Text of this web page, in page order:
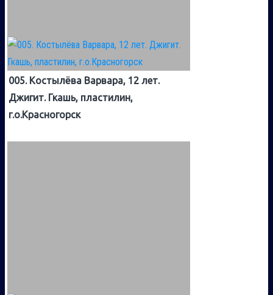
005. Костылёва Варвара, 12 лет.
Джигит. Гкашь, пластилин,
г.о.Красногорск